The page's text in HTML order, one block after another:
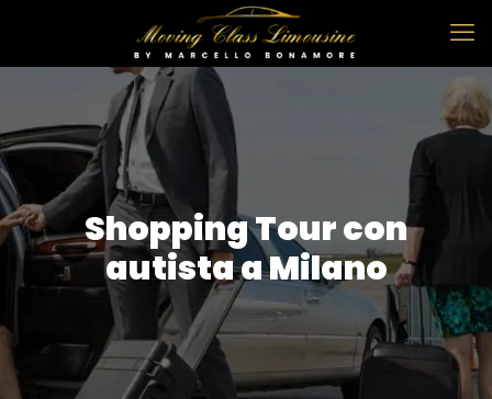
Shopping Tour con
autista a Milano